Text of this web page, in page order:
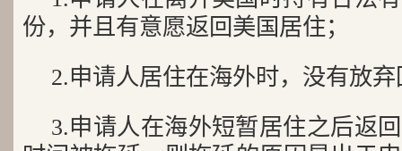
份，并且有意愿返回美国居住；
2.申请人居住在海外时，没有放
3.申请人在海外短暂居住之后返